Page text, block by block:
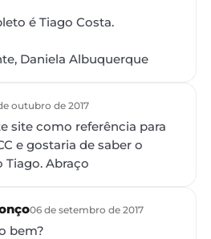
é Tiago Costa.
Daniela Albuquerque
outubro de 2017
site como referência para
e gostaria de saber o
Abraço
06 de setembro de 2017
bem?